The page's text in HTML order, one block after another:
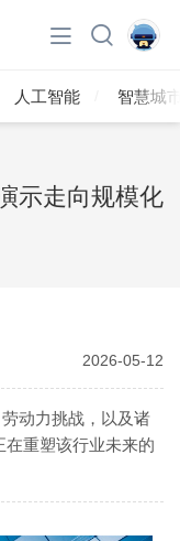
人工智能 智慧城
示走向规模化
2026-05-12
动力挑战，以及诸
在重塑该行业未来的